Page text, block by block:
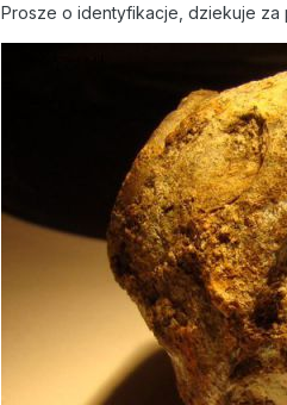
Prosze o identyfikacje, dziekuje za